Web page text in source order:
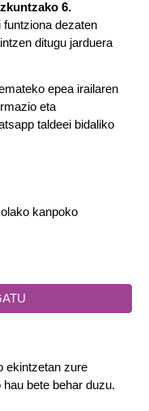
6.
dezaten
ditugu jarduera
epea irailaren
eta
taldeei bidaliko
kanpoko
ekintzetan zure
bete behar duzu.